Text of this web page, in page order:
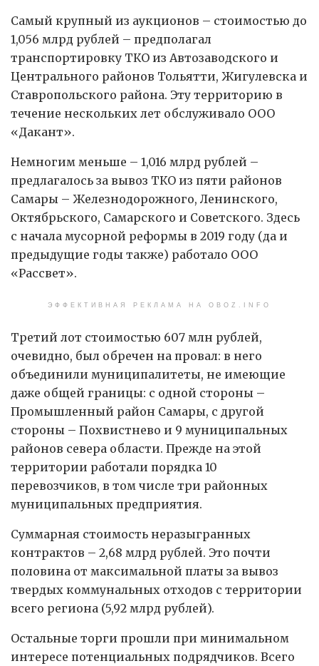
Самый крупный из аукционов – стоимостью до
1,056 млрд рублей – предполагал
транспортировку ТКО из Автозаводского и
Центрального районов Тольятти, Жигулевска и
Ставропольского района. Эту территорию в
течение нескольких лет обслуживало ООО
«Дакант».
Немногим меньше – 1,016 млрд рублей –
предлагалось за вывоз ТКО из пяти районов
Самары – Железнодорожного, Ленинского,
Октябрьского, Самарского и Советского. Здесь
с начала мусорной реформы в 2019 году (да и
предыдущие годы также) работало ООО
«Рассвет».
ЭФФЕКТИВНАЯ РЕКЛАМА НА OBOZ.INFO
Третий лот стоимостью 607 млн рублей,
очевидно, был обречен на провал: в него
объединили муниципалитеты, не имеющие
даже общей границы: с одной стороны –
Промышленный район Самары, с другой
стороны – Похвистнево и 9 муниципальных
районов севера области. Прежде на этой
территории работали порядка 10
перевозчиков, в том числе три районных
муниципальных предприятия.
Суммарная стоимость неразыгранных
контрактов – 2,68 млрд рублей. Это почти
половина от максимальной платы за вывоз
твердых коммунальных отходов с территории
всего региона (5,92 млрд рублей).
Остальные торги прошли при минимальном
интересе потенциальных подрядчиков. Всего